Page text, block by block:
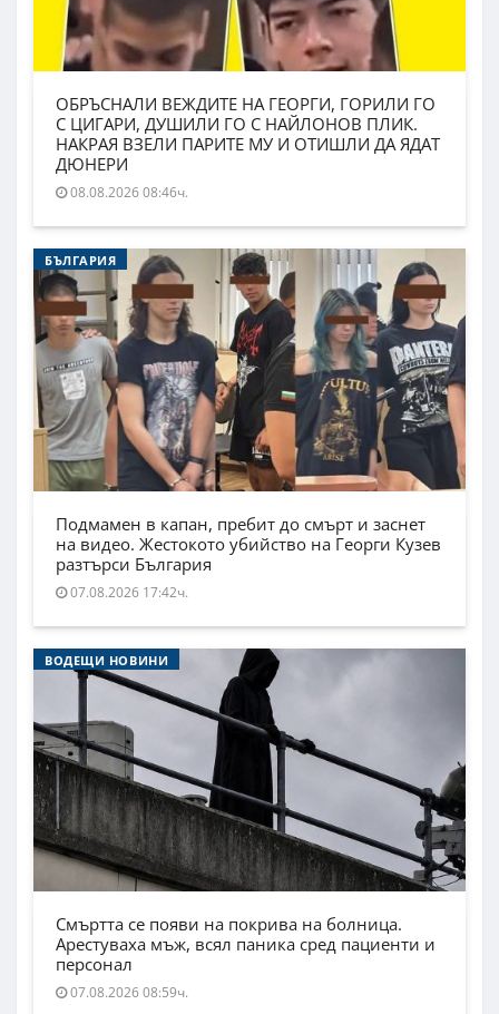
ОБРЪСНАЛИ ВЕЖДИТЕ НА ГЕОРГИ, ГОРИЛИ ГО
С ЦИГАРИ, ДУШИЛИ ГО С НАЙЛОНОВ ПЛИК.
НАКРАЯ ВЗЕЛИ ПАРИТЕ МУ И ОТИШЛИ ДА ЯДАТ
ДЮНЕРИ
08.08.2026 08:46ч.
БЪЛГАРИЯ
Подмамен в капан, пребит до смърт и заснет
на видео. Жестокото убийство на Георги Кузев
разтърси България
07.08.2026 17:42ч.
ВОДЕЩИ НОВИНИ
Смъртта се появи на покрива на болница.
Арестуваха мъж, всял паника сред пациенти и
персонал
07.08.2026 08:59ч.